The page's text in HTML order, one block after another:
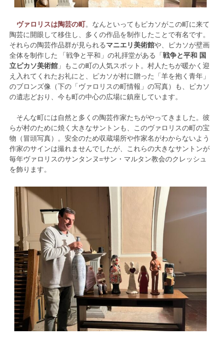
ヴァロリスは陶芸の町。なんといってもピカソがこの町に来て
陶芸に開眼して移住し、多くの作品を制作したことで有名です。
それらの陶芸作品群が見られるマニエリ美術館や、ピカソが壁画
全体を制作した 「戦争と平和」の礼拝堂がある「 戦争と平和 国
立ピカソ美術館」もこの町の人気スポット。村人たちが暖かく迎
え入れてくれたお礼にと、ピカソが村に贈った「羊を抱く青年」
のブロンズ像（下の「ヴァロリスの町情報」の写真）も、ピカソ
の遺志どおり、今も町の中心の広場に鎮座しています。
そんな町には自然と多くの陶芸作家たちがやってきました。彼
らが村のために焼く大きなサントンも、このヴァロリスの町の宝
物（冒頭写真）。安全のため収蔵場所や作家名がわからないよう
作家のサインは撮れませんでしたが、これらの大きなサントンが
毎年ヴァロリスのサンタンヌ=サン・マルタン教会のクレッシュ
を飾ります。